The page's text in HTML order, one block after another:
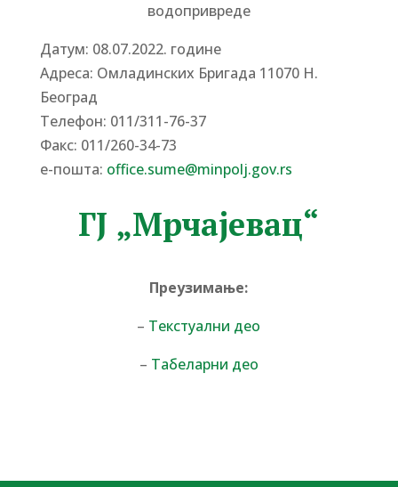
водопривреде
Датум: 08.07.2022. године
Адреса: Омладинских Бригада 11070 Н.
Београд
Tелефон: 011/311-76-37
Факс: 011/260-34-73
е-пошта: office.sume@minpolj.gov.rs
ГЈ „Мрчајевац“
Преузимање:
– Текстуални део
– Табеларни део